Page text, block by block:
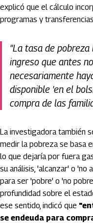
explicó que el cálculo
programas y
"La tasa de
ingreso que antes
necesariamente
disponible 'en el
compra de las
La investigadora también
medir la pobreza se basa
lo que dejaría por fuera
su análisis, 'alcanzar' o 'no
para ser 'pobre' o 'no
profundidad sobre el
ese sentido, indicó que
se endeuda para